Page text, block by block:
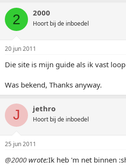
2 2000
Hoort bij de inboedel
20 jun 2011
Die site is mijn guide als ik vast
Was bekend, Thanks anyway.
J jethro
Hoort bij de inboedel
25 jun 2011
@2000 wrote:Ik heb 'm net binnen